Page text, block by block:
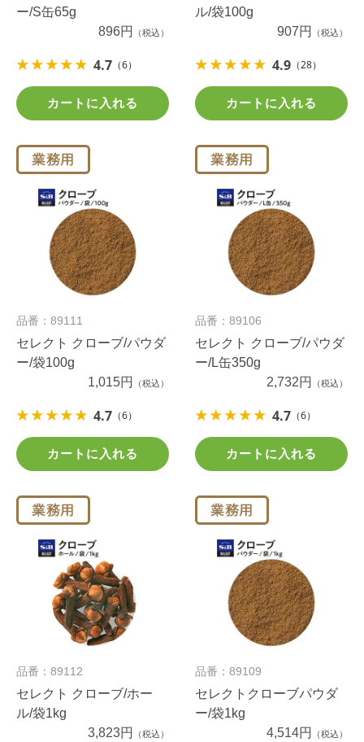
ー/S缶65g
896円
（税込）
4.7 （6）
カートに入れる
ル/袋100g
907円
（税込）
4.9 （28）
カートに入れる
品番：89111
セレクト クローブ/パウダ
ー/袋100g
1,015円
（税込）
4.7 （6）
カートに入れる
品番：89106
セレクト クローブ/パウダ
ー/L缶350g
2,732円
（税込）
4.7 （6）
カートに入れる
品番：89112
セレクト クローブ/ホー
ル/袋1kg
3,823円
（税込）
品番：89109
セレクトクローブパウダ
ー/袋1kg
4,514円
（税込）